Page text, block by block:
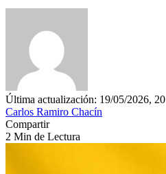
Última actualización: 19/05/2026, 20
Carlos Ramiro Chacín
Compartir
2 Min de Lectura